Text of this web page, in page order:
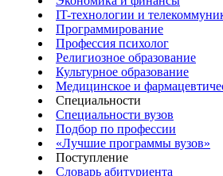
IT-технологии и
Программирование
Профессия психолог
Религиозное образование
Культурное образование
Медицинское и
Специальности
Специальности вузов
Подбор по профессии
«Лучшие программы вузов»
Поступление
Словарь абитуриента